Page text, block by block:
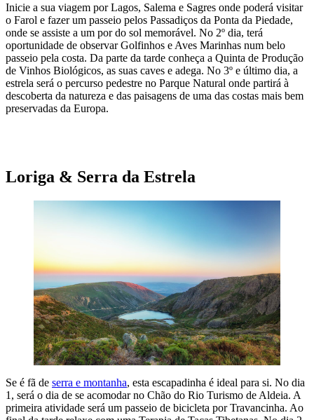
Inicie a sua viagem por Lagos, Salema e Sagres onde poderá visitar
o Farol e fazer um passeio pelos Passadiços da Ponta da Piedade,
onde se assiste a um por do sol memorável. No 2º dia, terá
oportunidade de observar Golfinhos e Aves Marinhas num belo
passeio pela costa. Da parte da tarde conheça a Quinta de Produção
de Vinhos Biológicos, as suas caves e adega. No 3º e último dia, a
estrela será o percurso pedestre no Parque Natural onde partirá à
descoberta da natureza e das paisagens de uma das costas mais bem
preservadas da Europa.
Loriga & Serra da Estrela
Se é fã de serra e montanha, esta escapadinha é ideal para si. No dia
1, será o dia de se acomodar no Chão do Rio Turismo de Aldeia. A
primeira atividade será um passeio de bicicleta por Travancinha. Ao